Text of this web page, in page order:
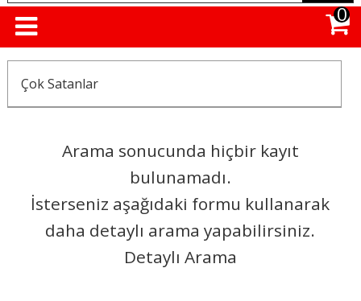
0
Çok Satanlar
Arama sonucunda hiçbir kayıt
bulunamadı.
İsterseniz aşağıdaki formu kullanarak
daha detaylı arama yapabilirsiniz.
Detaylı Arama